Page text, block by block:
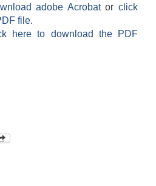
adobe Acrobatorclick
file.
here to download the PDF